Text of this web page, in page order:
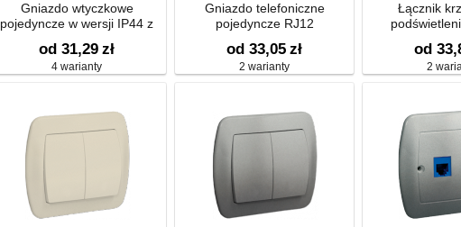
Gniazdo wtyczkowe
pojedyncze w wersji IP44 z
klapka w kolorze
transparentnym
od 31,29 zł
4 warianty
Gniazdo telefoniczne
pojedyncze RJ12
od 33,05 zł
2 warianty
Łącznik
od
2